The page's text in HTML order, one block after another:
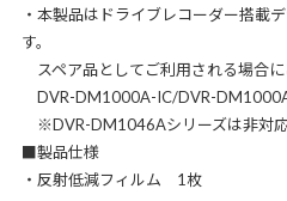
・本製品はドライブレコーダー搭載
す。
スペア品としてご利用される場合に
DVR-DM1000A-IC/DVR-
※DVR-DM1046Aシリーズは非対
■製品仕様
・反射低減フィルム 1枚